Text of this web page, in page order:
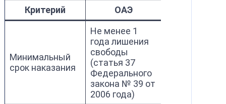
Критерий ОАЭ
Минимальный
срок наказания
Не менее 1
года лишения
свободы
(статья 37
Федерального
закона № 39 от
2006 года)